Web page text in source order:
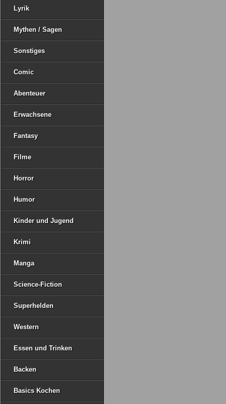
Lyrik
Mythen / Sagen
Sonstiges
Comic
Abenteuer
Erwachsene
Fantasy
Filme
Horror
Humor
Kinder und Jugend
Krimi
Manga
Science-Fiction
Superhelden
Western
Essen und Trinken
Backen
Basics Kochen